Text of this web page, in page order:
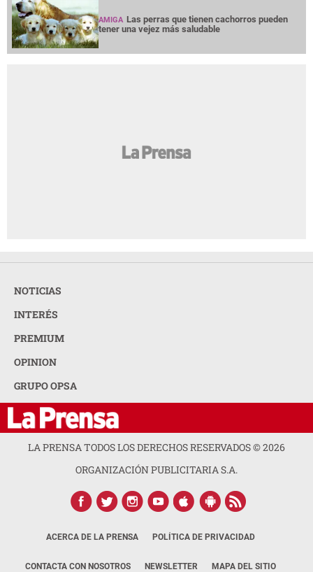
AMIGA Las perras que tienen cachorros pueden
tener una vejez más saludable
NOTICIAS
INTERÉS
PREMIUM
OPINION
GRUPO OPSA
LA PRENSA TODOS LOS DERECHOS RESERVADOS ©2026
ORGANIZACIÓN PUBLICITARIA S.A.
ACERCA DE LA PRENSA POLÍTICA DE PRIVACIDAD
CONTACTA CON NOSOTROS NEWSLETTER MAPA DEL SITIO